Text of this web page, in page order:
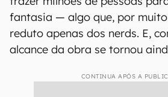
fantasia — algo que, por
reduto apenas dos nerds. E,
alcance da obra se tornou
CONTINUA APÓS A